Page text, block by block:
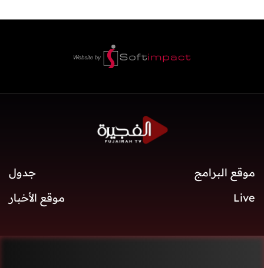
موقع البرامج
جدول
Live
موقع الأخبار